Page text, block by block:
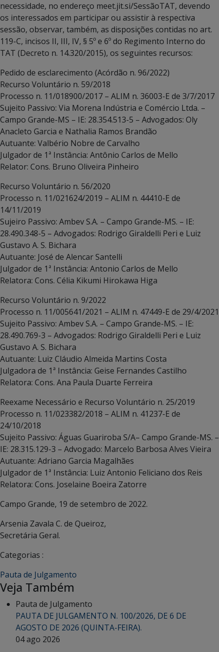
necessidade, no endereço meet.jit.si/SessãoTAT, devendo
os interessados em participar ou assistir à respectiva
sessão, observar, também, as disposições contidas no art.
119-C, incisos II, III, IV, § 5º e 6º do Regimento Interno do
TAT (Decreto n. 14.320/2015), os seguintes recursos:
Pedido de esclarecimento (Acórdão n. 96/2022)
Recurso Voluntário n. 59/2018
Processo n. 11/018900/2017 – ALIM n. 36003-E de 3/7/2017
Sujeito Passivo: Via Morena Indústria e Comércio Ltda. –
Campo Grande-MS – IE: 28.354.513-5 – Advogados: Oly
Anacleto Garcia e Nathalia Ramos Brandão
Autuante: Valbério Nobre de Carvalho
Julgador de 1ª Instância: Antônio Carlos de Mello
Relator: Cons. Bruno Oliveira Pinheiro
Recurso Voluntário n. 56/2020
Processo n. 11/021624/2019 – ALIM n. 44410-E de
14/11/2019
Sujeiro Passivo: Ambev S.A. – Campo Grande-MS. – IE:
28.490.348-5 – Advogados: Rodrigo Giraldelli Peri e Luiz
Gustavo A. S. Bichara
Autuante: José de Alencar Santelli
Julgador de 1ª Instância: Antonio Carlos de Mello
Relatora: Cons. Célia Kikumi Hirokawa Higa
Recurso Voluntário n. 9/2022
Processo n. 11/005641/2021 – ALIM n. 47449-E de 29/4/2021
Sujeito Passivo: Ambev S.A. – Campo Grande-MS. – IE:
28.490.769-3 – Advogados: Rodrigo Giraldelli Peri e Luiz
Gustavo A. S. Bichara
Autuante: Luiz Cláudio Almeida Martins Costa
Julgadora de 1ª Instância: Geise Fernandes Castilho
Relatora: Cons. Ana Paula Duarte Ferreira
Reexame Necessário e Recurso Voluntário n. 25/2019
Processo n. 11/023382/2018 – ALIM n. 41237-E de
24/10/2018
Sujeito Passivo: Águas Guariroba S/A– Campo Grande-MS. –
IE: 28.315.129-3 – Advogado: Marcelo Barbosa Alves Vieira
Autuante: Adriano Garcia Magalhães
Julgador de 1ª Instância: Luiz Antonio Feliciano dos Reis
Relatora: Cons. Joselaine Boeira Zatorre
Campo Grande, 19 de setembro de 2022.
Arsenia Zavala C. de Queiroz,
Secretária Geral.
Categorias :
Pauta de Julgamento
Veja Também
Pauta de Julgamento
PAUTA DE JULGAMENTO N. 100/2026, DE 6 DE
AGOSTO DE 2026 (QUINTA-FEIRA).
04 ago 2026